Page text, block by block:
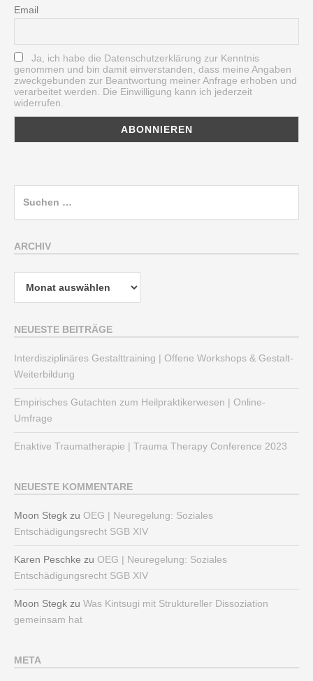
Email
Ja, ich habe die Datenschutzerklärung zur Kenntnis
genommen und bin damit einverstanden, dass meine Angaben
zweckgebunden zur Beantwortung meiner Anfrage erhoben und
verarbeitet werden. Die Einwilligung kann ich jederzeit
widerrufen.
ARCHIV
Archiv
NEUESTE BEITRÄGE
Interdisziplinäres Gestalttraining | Offene Workshops & Gestalt-
Weiterbildung
Empirisches Gutachten zum Heilpraktikerwesen | Online-
Umfrage
Enaktive Traumatherapie | Trauma Therapy Conference 2023
NEUESTE KOMMENTARE
Moon Stegk zu OEG | Neuregelung: Soziales
Entschädigungsrecht SGB XIV
Karen Peschke zu OEG | Neuregelung: Soziales
Entschädigungsrecht SGB XIV
Moon Stegk zu Was Kintsugi mit Struktureller Dissoziation
gemeinsam hat
META